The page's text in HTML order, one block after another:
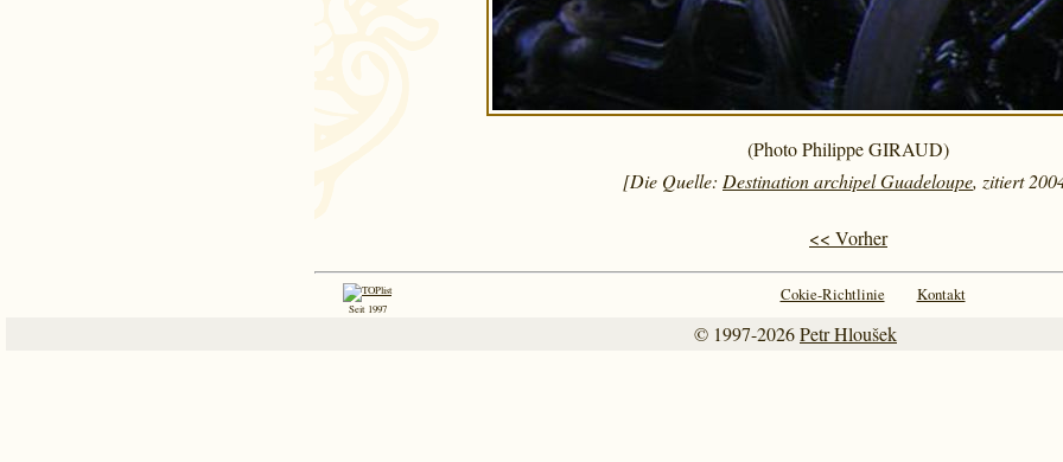
(Photo Philippe GIRAUD)
[Die Quelle: Destination archipel Guadeloupe, zitiert
<< Vorher
Seit 1997
Cokie-Richtlinie Kontakt
© 1997-2026Petr Hloušek